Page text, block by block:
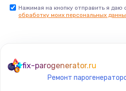
Замена
Нажимая на кнопку отправить я даю
обработку моих персональных
fix-parogenerator.ru
Ремонт